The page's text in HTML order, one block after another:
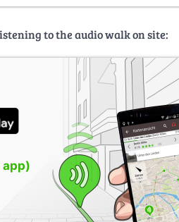
to the audio walk on site: